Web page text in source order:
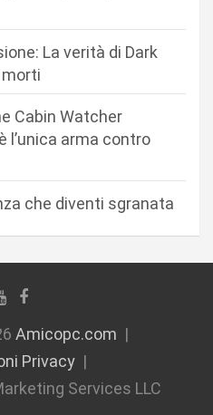
La verità di Dark
Cabin Watcher
l’unica arma contro
che diventi sgranata
Amicopc.com
Privacy
Services LLC